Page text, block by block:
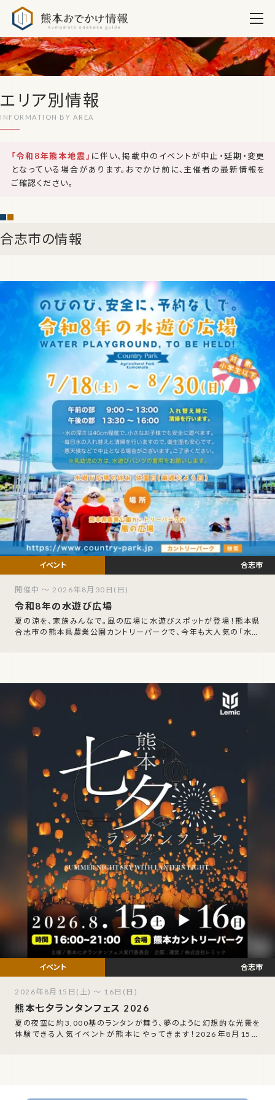
エリア別情報
「令和8年熊本地震」 に伴い、掲載中のイベントが中止・延期・変更
となっている場合があります。おでかけ前に、主催者の最新情報を
ご確認ください。
合志市の情報
令和8年の水遊び広場
夏の涼を、家族みんなで。風の広場に水遊びスポットが登場！熊本県
合志市の熊本県農業公園カントリーパークで、今年も大人気の「水遊
合志市
開催中 ～ 2026年8月30日(日)
熊本七夕ランタンフェス 2026
夏の夜空に約3,000基のランタンが舞う、夢のように幻想的な光景を
体験できる人気イベントが熊本にやってきます！2026年8月15日
合志市
2026年8月15日(土) ～ 16日(日)